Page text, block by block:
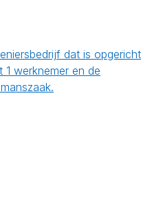
dat is opgericht
werknemer en de